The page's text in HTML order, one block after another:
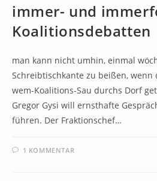
immer- und
Koalitionsdebatten
man kann nicht umhin, einmal
Schreibtischkante zu beißen, wenn
wem-Koalitions-Sau durchs Dorf
Gregor Gysi will ernsthafte
führen. Der Fraktionschef…
1 KOMMENTAR